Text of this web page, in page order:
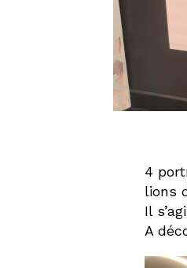
4
lions
Il
A